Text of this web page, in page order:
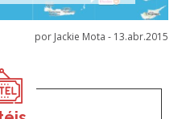
por Jackie Mota - 13.abr.2015